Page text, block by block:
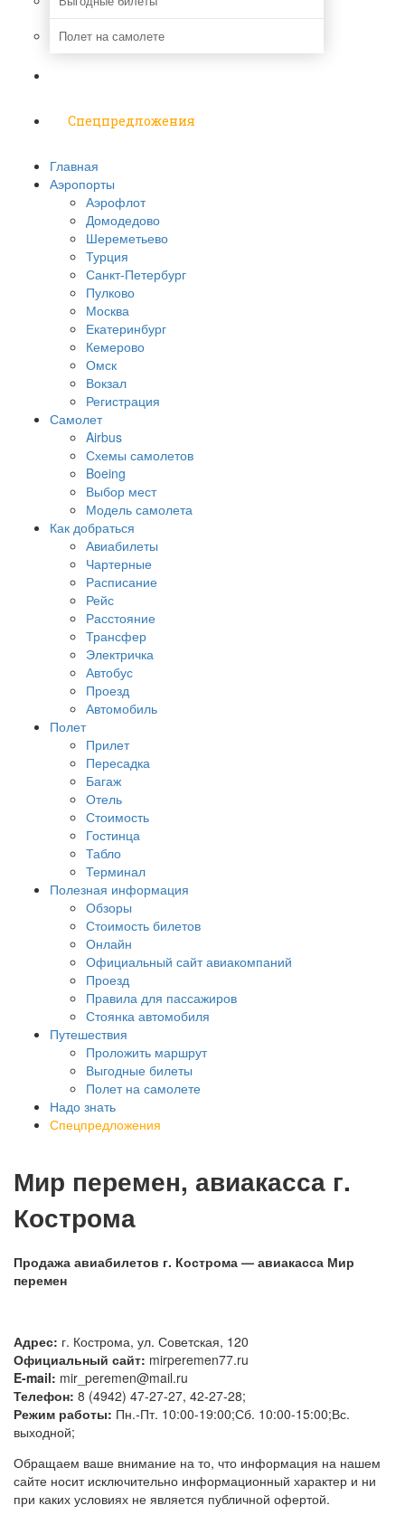
Полет на самолете
Спецпредложения
Главная
Аэропорты
Аэрофлот
Домодедово
Шереметьево
Турция
Санкт-Петербург
Пулково
Москва
Екатеринбург
Кемерово
Омск
Вокзал
Регистрация
Самолет
Airbus
Схемы самолетов
Boeing
Выбор мест
Модель самолета
Как добраться
Авиабилеты
Чартерные
Расписание
Рейс
Расстояние
Трансфер
Электричка
Автобус
Проезд
Автомобиль
Полет
Прилет
Пересадка
Багаж
Отель
Стоимость
Гостинца
Табло
Терминал
Полезная информация
Обзоры
Стоимость билетов
Онлайн
Официальный сайт авиакомпаний
Проезд
Правила для пассажиров
Стоянка автомобиля
Путешествия
Проложить маршрут
Выгодные билеты
Полет на самолете
Надо знать
Спецпредложения
Мир перемен, авиакасса г.
Кострома
Продажа авиабилетов г. Кострома — авиакасса Мир
перемен
Адрес: г. Кострома, ул. Советская, 120
Официальный сайт: mirperemen77.ru
E-mail: mir_peremen@mail.ru
Телефон: 8 (4942) 47-27-27, 42-27-28;
Режим работы: Пн.-Пт. 10:00-19:00;Сб. 10:00-15:00;Вс.
выходной;
Обращаем ваше внимание на то, что информация на нашем
сайте носит исключительно информационный характер и ни
при каких условиях не является публичной офертой.